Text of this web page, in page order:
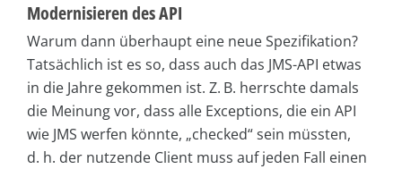
Modernisieren des API
Warum dann überhaupt eine neue Spezifikation?
Tatsächlich ist es so, dass auch das JMS-API etwas
in die Jahre gekommen ist. Z. B. herrschte damals
die Meinung vor, dass alle Exceptions, die ein API
wie JMS werfen könnte, „checked“ sein müssten,
d. h. der nutzende Client muss auf jeden Fall einen